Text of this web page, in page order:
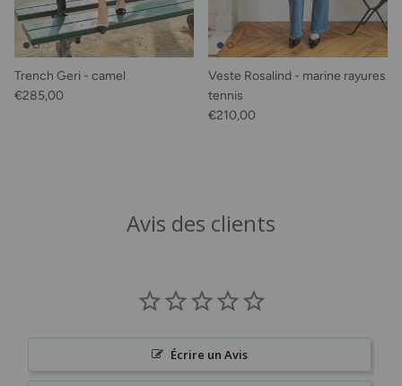
Trench Geri - camel
Prix habituel
€285,00
Veste Rosalind - marine rayures
tennis
Prix habituel
€210,00
Avis des clients
Écrire un Avis